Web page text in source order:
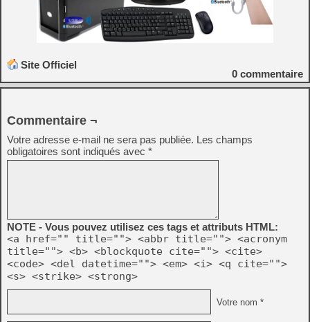
Site Officiel
0 commentaire
Commentaire ¬
Votre adresse e-mail ne sera pas publiée. Les champs
obligatoires sont indiqués avec *
NOTE - Vous pouvez utilisez ces tags et attributs HTML:
<a href="" title=""> <abbr title=""> <acronym
title=""> <b> <blockquote cite=""> <cite>
<code> <del datetime=""> <em> <i> <q cite="">
<s> <strike> <strong>
Votre nom *